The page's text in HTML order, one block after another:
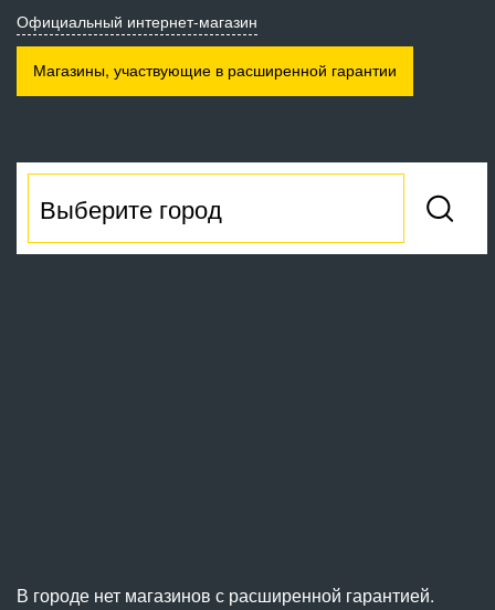
Официальный интернет-магазин
Магазины, участвующие в расширенной гарантии
В городе нет магазинов с расширенной гарантией.